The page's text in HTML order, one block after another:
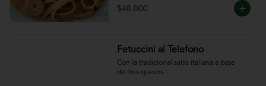
$48.000
Fetuccini al Telefono
Con la tradicional salsa italiana a base
de tres quesos